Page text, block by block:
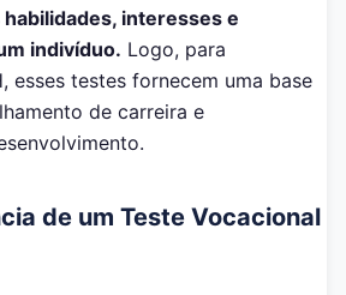
interesses e
indivíduo. Logo, para
esses testes fornecem uma base
de carreira e
de um Teste Vocacional